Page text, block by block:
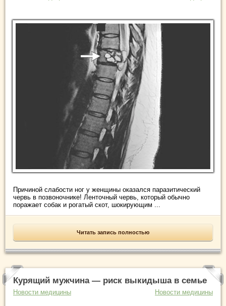
Причиной слабости ног у женщины оказался паразитический
червь в позвоночнике! Ленточный червь, который обычно
поражает собак и рогатый скот, шокирующим ...
Читать запись полностью
Курящий мужчина — риск выкидыша в семье
Новости медицины Новости медицины